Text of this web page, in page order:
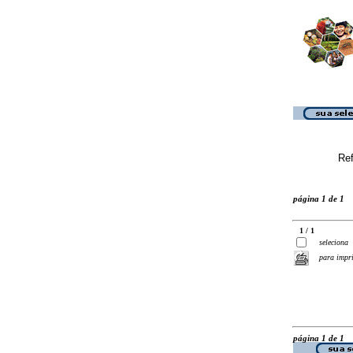
página 1 de 1
1 / 1
seleciona
para
página 1 de 1